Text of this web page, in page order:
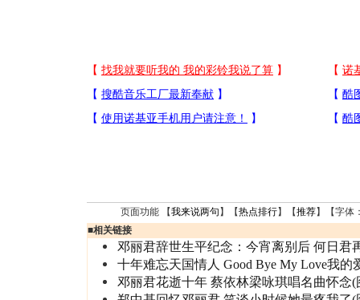
页面功能 【我来说两句 】【热点排行】【推荐】【字体
■相关链接
邓丽君辞世生平纪念：今宵离别后 何日君
十年难忘天国情人 Good Bye My Love我的
邓丽君花逝十年 蔡依林梁咏琪唱名曲怀念(